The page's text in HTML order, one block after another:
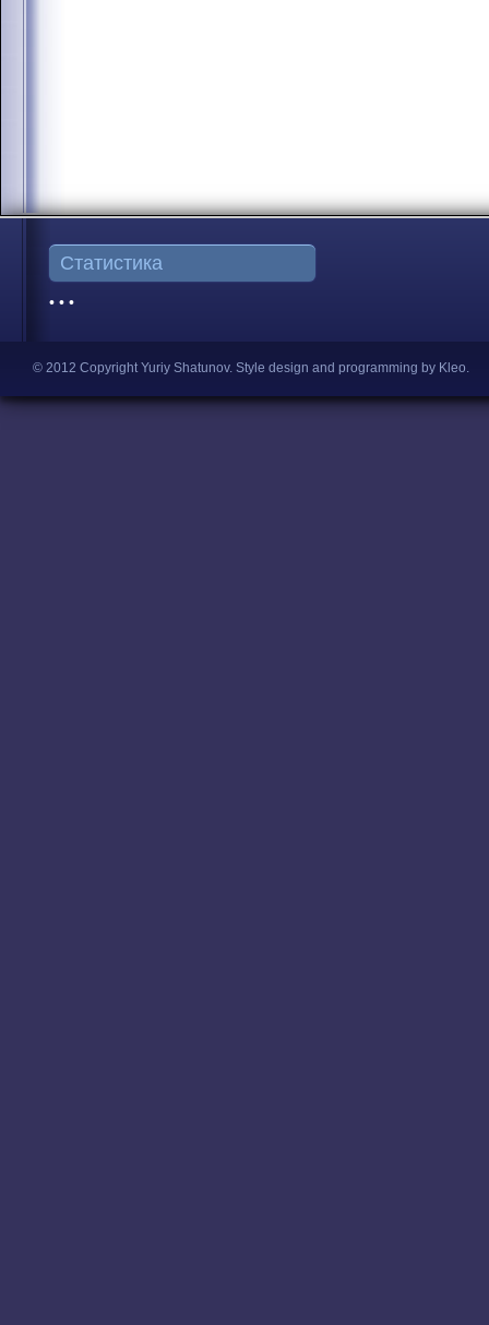
Статистика
• • •
© 2012 Copyright Yuriy Shatunov. Style design and programming by Kleo.